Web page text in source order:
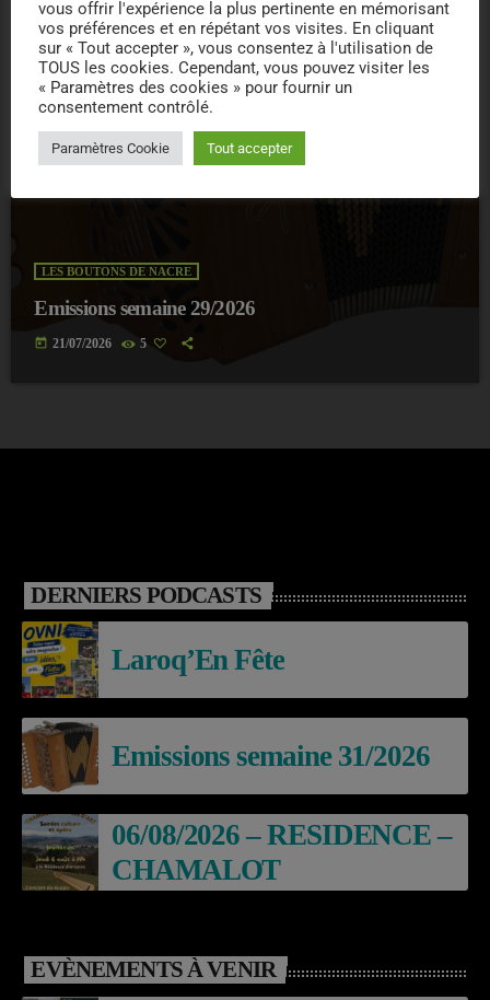
LES BOUTONS DE NACRE
Emissions semaine 29/2026
today 21/07/2026 5
DERNIERS PODCASTS
Laroq’En Fête
Emissions semaine 31/2026
06/08/2026 – RESIDENCE –
CHAMALOT
EVÈNEMENTS À VENIR
vous offrir l'expérience la plus pertinente en mémorisant
vos préférences et en répétant vos visites. En cliquant
sur « Tout accepter », vous consentez à l'utilisation de
TOUS les cookies. Cependant, vous pouvez visiter les
« Paramètres des cookies » pour fournir un
consentement contrôlé.
Paramètres Cookie Tout accepter